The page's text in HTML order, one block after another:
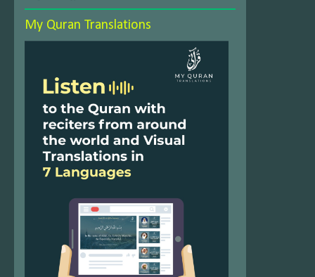
My Quran Translations